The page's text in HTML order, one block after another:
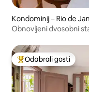
Kondominij – Rio de
Obnovljeni dvosobni
Među najviše
Odabrali gosti